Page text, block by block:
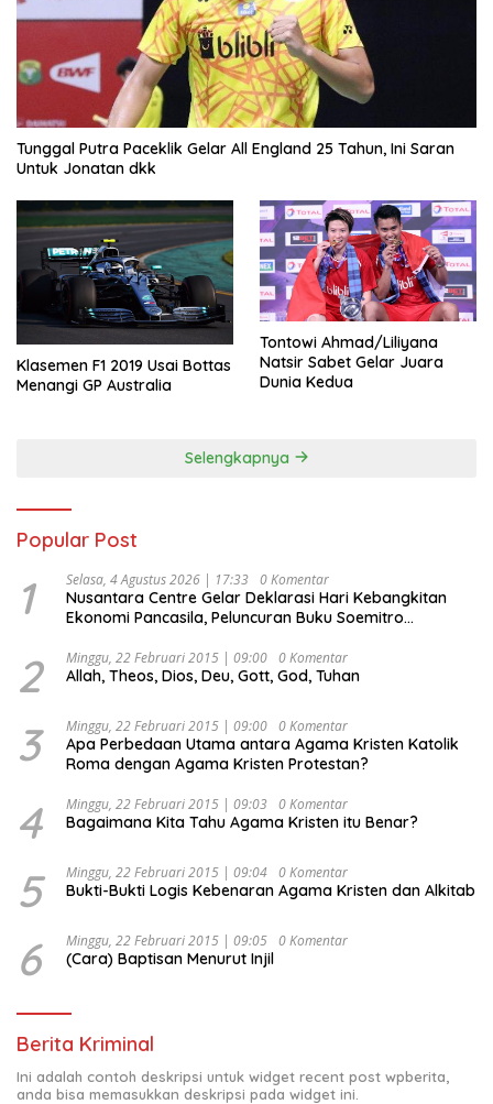
Tunggal Putra Paceklik Gelar All England 25 Tahun, Ini Saran
Untuk Jonatan dkk
Klasemen F1 2019 Usai Bottas
Menangi GP Australia
Tontowi Ahmad/Liliyana
Natsir Sabet Gelar Juara
Dunia Kedua
Selengkapnya
Popular Post
1 Selasa, 4 Agustus 2026 | 17:33 0 Komentar
Nusantara Centre Gelar Deklarasi Hari Kebangkitan
Ekonomi Pancasila, Peluncuran Buku Soemitro
Ekonomi Politik Indonesia) & Simposium Nasional
“Urgensi Undang-Undang Perekonomian Nasional dan
Indonesia Emas 2045”,
2 Minggu, 22 Februari 2015 | 09:00 0 Komentar
Allah, Theos, Dios, Deu, Gott, God, Tuhan
3 Minggu, 22 Februari 2015 | 09:00 0 Komentar
Apa Perbedaan Utama antara Agama Kristen Katolik
Roma dengan Agama Kristen Protestan?
4 Minggu, 22 Februari 2015 | 09:03 0 Komentar
Bagaimana Kita Tahu Agama Kristen itu Benar?
5 Minggu, 22 Februari 2015 | 09:04 0 Komentar
Bukti-Bukti Logis Kebenaran Agama Kristen dan Alkitab
6 Minggu, 22 Februari 2015 | 09:05 0 Komentar
(Cara) Baptisan Menurut Injil
Berita Kriminal
Ini adalah contoh deskripsi untuk widget recent post wpberita,
anda bisa memasukkan deskripsi pada widget ini.